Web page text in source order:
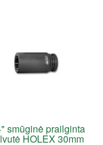
smūginė prailginta
HOLEX 30mm